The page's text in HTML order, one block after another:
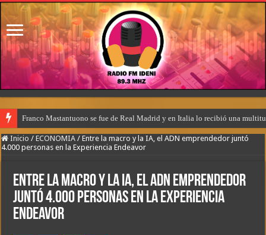
Franco Mastantuono se fue de Real Madrid y en Italia lo recibió una
Inicio / ECONOMIA / Entre la macro y la IA, el ADN emprendedor juntó
4.000 personas en la Experiencia Endeavor
Entre la macro y la IA, el ADN emprendedor
juntó 4.000 personas en la Experiencia
Endeavor